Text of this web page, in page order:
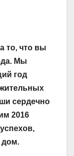
то, что вы
Мы
год
сердечно
2016
дом.